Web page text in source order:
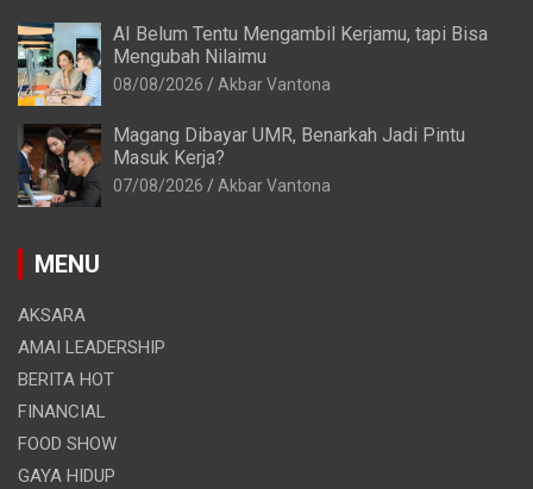
AI Belum Tentu Mengambil Kerjamu, tapi Bisa
Mengubah Nilaimu
08/08/2026 Akbar Vantona
Magang Dibayar UMR, Benarkah Jadi Pintu
Masuk Kerja?
07/08/2026 Akbar Vantona
MENU
AKSARA
AMAI LEADERSHIP
BERITA HOT
FINANCIAL
FOOD SHOW
GAYA HIDUP